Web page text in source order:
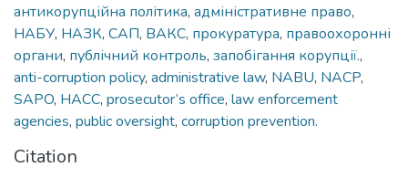
антикорупційна політика, адміністративне право,
НАБУ, НАЗК, САП, ВАКС, прокуратура, правоохоронні
органи, публічний контроль, запобігання корупції.,
anti-corruption policy, administrative law, NABU, NACP,
SAPO, HACC, prosecutor’s office, law enforcement
agencies, public oversight, corruption prevention.
Citation